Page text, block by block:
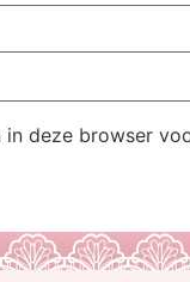
deze browser